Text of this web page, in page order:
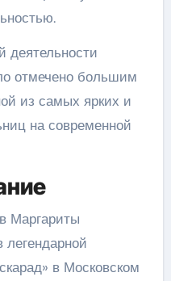
деятельности
отмечено большим
из самых ярких и
на современной
Маргариты
в Московском